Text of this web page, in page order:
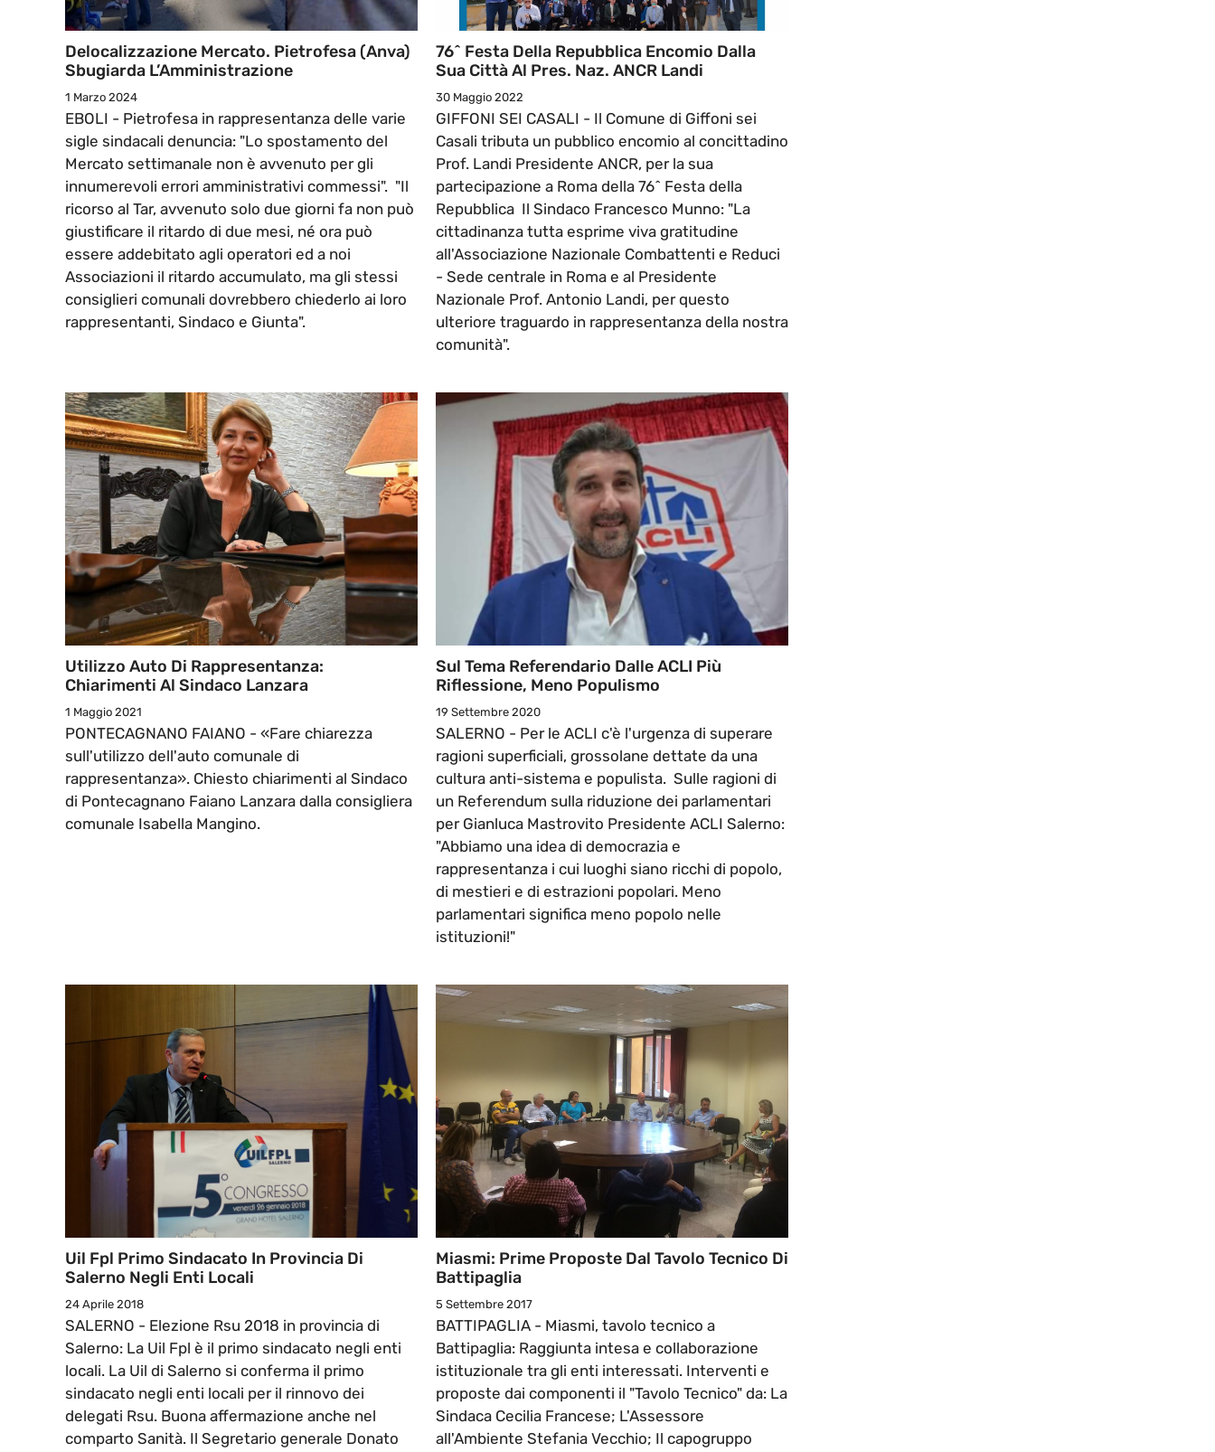
Delocalizzazione Mercato. Pietrofesa (Anva)
Sbugiarda L’Amministrazione
1 Marzo 2024
EBOLI - Pietrofesa in rappresentanza delle varie
sigle sindacali denuncia: "Lo spostamento del
Mercato settimanale non è avvenuto per gli
innumerevoli errori amministrativi commessi". "Il
ricorso al Tar, avvenuto solo due giorni fa non può
giustificare il ritardo di due mesi, né ora può
essere addebitato agli operatori ed a noi
Associazioni il ritardo accumulato, ma gli stessi
consiglieri comunali dovrebbero chiederlo ai loro
rappresentanti, Sindaco e Giunta".
76^ Festa Della Repubblica Encomio Dalla
Sua Città Al Pres. Naz. ANCR Landi
30 Maggio 2022
GIFFONI SEI CASALI - Il Comune di Giffoni sei
Casali tributa un pubblico encomio al concittadino
Prof. Landi Presidente ANCR, per la sua
partecipazione a Roma della 76^ Festa della
Repubblica Il Sindaco Francesco Munno: "La
cittadinanza tutta esprime viva gratitudine
all'Associazione Nazionale Combattenti e Reduci
- Sede centrale in Roma e al Presidente
Nazionale Prof. Antonio Landi, per questo
ulteriore traguardo in rappresentanza della nostra
comunità".
Utilizzo Auto Di Rappresentanza:
Chiarimenti Al Sindaco Lanzara
1 Maggio 2021
PONTECAGNANO FAIANO - «Fare chiarezza
sull'utilizzo dell'auto comunale di
rappresentanza». Chiesto chiarimenti al Sindaco
di Pontecagnano Faiano Lanzara dalla consigliera
comunale Isabella Mangino.
Sul Tema Referendario Dalle ACLI Più
Riflessione, Meno Populismo
19 Settembre 2020
SALERNO - Per le ACLI c'è l'urgenza di superare
ragioni superficiali, grossolane dettate da una
cultura anti-sistema e populista. Sulle ragioni di
un Referendum sulla riduzione dei parlamentari
per Gianluca Mastrovito Presidente ACLI Salerno:
"Abbiamo una idea di democrazia e
rappresentanza i cui luoghi siano ricchi di popolo,
di mestieri e di estrazioni popolari. Meno
parlamentari significa meno popolo nelle
istituzioni!"
Uil Fpl Primo Sindacato In Provincia Di
Salerno Negli Enti Locali
24 Aprile 2018
SALERNO - Elezione Rsu 2018 in provincia di
Salerno: La Uil Fpl è il primo sindacato negli enti
locali. La Uil di Salerno si conferma il primo
sindacato negli enti locali per il rinnovo dei
delegati Rsu. Buona affermazione anche nel
comparto Sanità. Il Segretario generale Donato
Miasmi: Prime Proposte Dal Tavolo Tecnico Di
Battipaglia
5 Settembre 2017
BATTIPAGLIA - Miasmi, tavolo tecnico a
Battipaglia: Raggiunta intesa e collaborazione
istituzionale tra gli enti interessati. Interventi e
proposte dai componenti il "Tavolo Tecnico" da: La
Sindaca Cecilia Francese; L'Assessore
all'Ambiente Stefania Vecchio; Il capogruppo